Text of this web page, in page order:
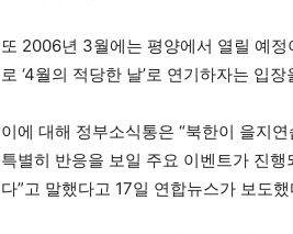
또 2006년 3월에는 평양에서 열릴 예
로 ‘4월의 적당한 날’로 연기하자는 입
이에 대해 정부소식통은 “북한이 을지
특별히 반응을 보일 주요 이벤트가 진
다”고 말했다고 17일 연합뉴스가 보도했